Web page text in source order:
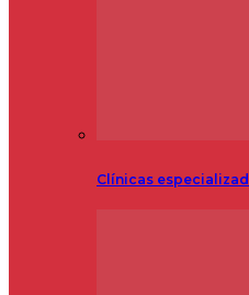
Clínicas